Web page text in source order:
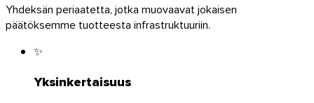
Yhdeksän periaatetta, jotka muovaavat jokaisen
päätöksemme tuotteesta infrastruktuuriin.
✨
Yksinkertaisuus